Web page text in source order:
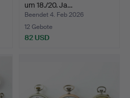
um 18./20. Ja…
Beendet 4. Feb 2026
12 Gebote
82 USD